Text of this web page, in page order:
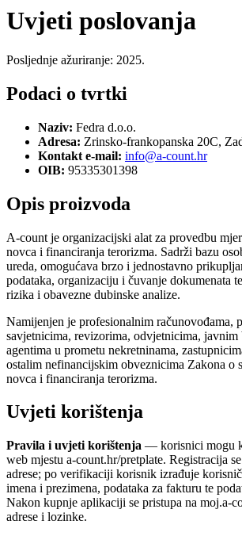
Uvjeti poslovanja
Posljednje ažuriranje: 2025.
Podaci o tvrtki
Naziv: Fedra d.o.o.
Adresa: Zrinsko-frankopanska 20C,
Kontakt e-mail: info@a-count.hr
OIB: 95335301398
Opis proizvoda
A-count je organizacijski alat za provedbu
novca i financiranja terorizma. Sadrži bazu
ureda, omogućava brzo i jednostavno
podataka, organizaciju i čuvanje dokumenata
rizika i obavezne dubinske analize.
Namijenjen je profesionalnim računovođama,
savjetnicima, revizorima, odvjetnicima, javnim
agentima u prometu nekretninama,
ostalim nefinancijskim obveznicima Zakona o
novca i financiranja terorizma.
Uvjeti korištenja
Pravila i uvjeti korištenja — korisnici mogu
web mjestu a-count.hr/pretplate. Registracija
adrese; po verifikaciji korisnik izrađuje
imena i prezimena, podataka za fakturu te
Nakon kupnje aplikaciji se pristupa na moj.a-
adrese i lozinke.